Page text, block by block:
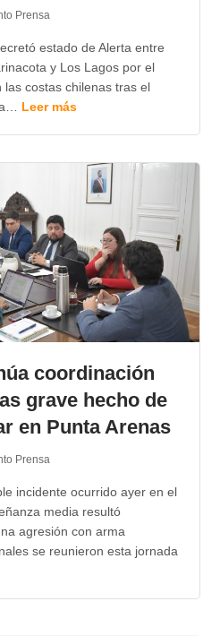
Prensa
estado de Alerta entre
y Los Lagos por el
costas chilenas tras el
Leer más
coordinación
grave hecho de
en Punta Arenas
Prensa
incidente ocurrido ayer en el
media resultó
agresión con arma
se reunieron esta jornada